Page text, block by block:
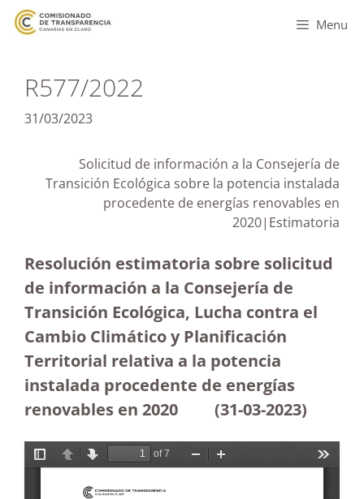
Menu
R577/2022
31/03/2023
Solicitud de información a la Consejería de
Transición Ecológica sobre la potencia instalada
procedente de energías renovables en
2020|Estimatoria
Resolución estimatoria sobre solicitud
de información a la Consejería de
Transición Ecológica, Lucha contra el
Cambio Climático y Planificación
Territorial relativa a la potencia
instalada procedente de energías
renovables en 2020 (31-03-2023)